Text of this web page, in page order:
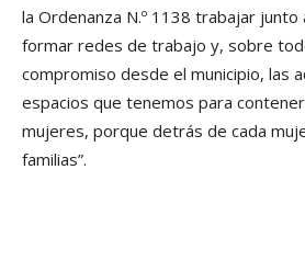
la Ordenanza N.º 1138 trabajar junto
formar redes de trabajo y, sobre
compromiso desde el municipio, las
espacios que tenemos para
mujeres, porque detrás de cada
familias”.